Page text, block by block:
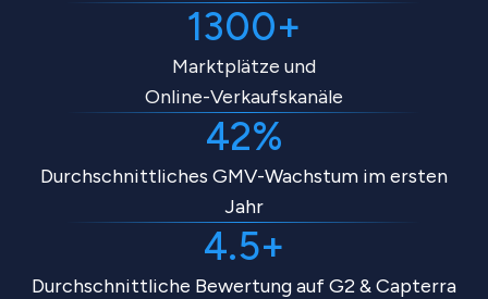
1300+
Marktplätze und
Online-Verkaufskanäle
42%
Durchschnittliches GMV-Wachstum im ersten
Jahr
4.5+
Durchschnittliche Bewertung aufG2 & Capterra